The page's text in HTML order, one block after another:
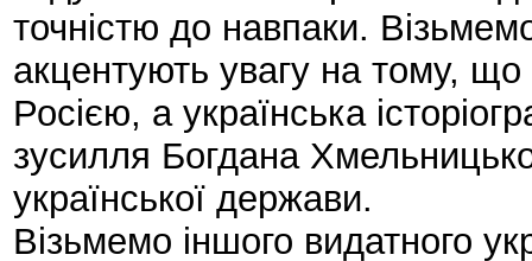
точністю до навпаки.
акцентують увагу на тому, що
Росією, а українська
зусилля Богдана
української держави.
Візьмемо іншого видатного